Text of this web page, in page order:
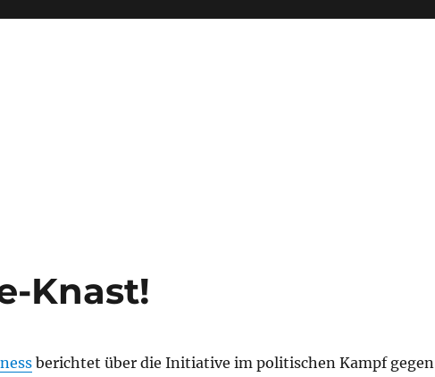
Knast!
berichtet über die Initiative im politischen Kampf gegen